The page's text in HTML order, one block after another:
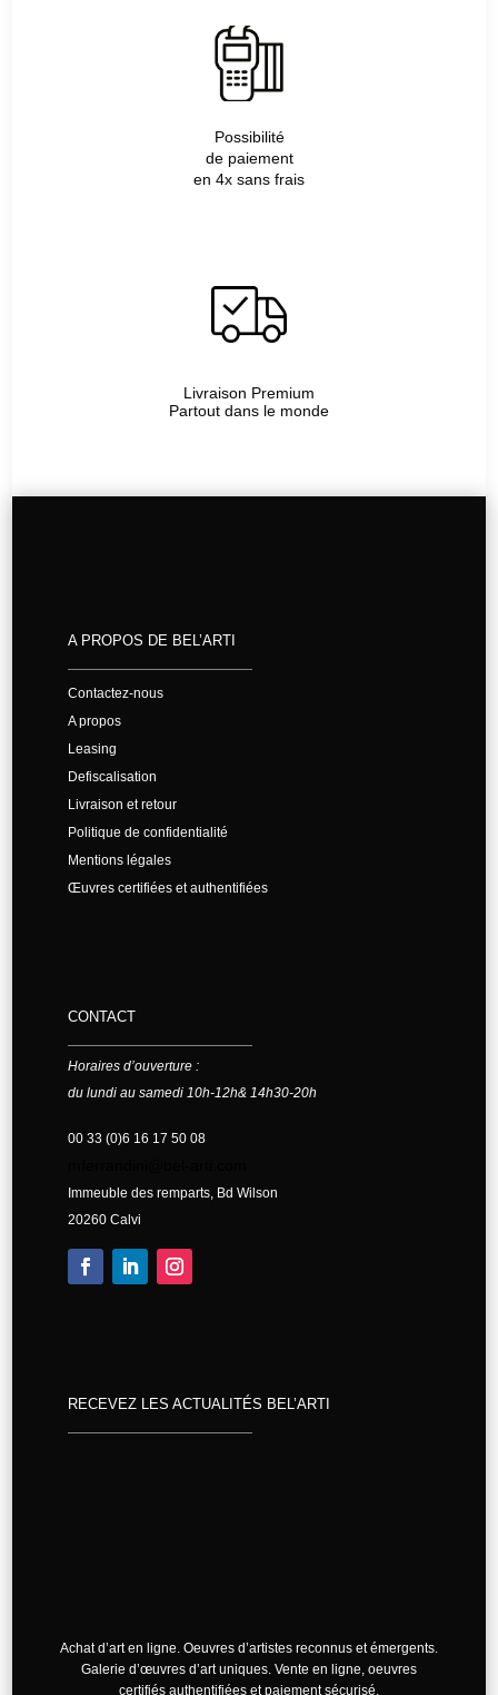
Possibilité
de paiement
en 4x sans frais
Livraison Premium
Partout dans le monde
A PROPOS DE BEL’ARTI
Contactez-nous
A propos
Leasing
Defiscalisation
Livraison et retour
Politique de confidentialité
Mentions légales
Œuvres certifiées et authentifiées
CONTACT
Horaires d’ouverture :
du lundi au samedi 10h-12h& 14h30-20h
00 33 (0)6 16 17 50 08
Immeuble des remparts, Bd Wilson
20260 Calvi
RECEVEZ LES ACTUALITÉS BEL’ARTI
Achat d’art en ligne. Oeuvres d’artistes reconnus et émergents.
Galerie d’œuvres d’art uniques. Vente en ligne, oeuvres
certifiés authentifiées et paiement sécurisé.